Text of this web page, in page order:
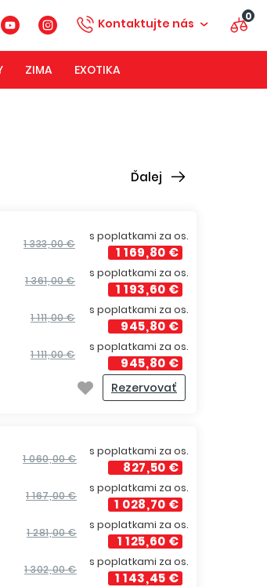
Kontaktujte nás 0
ZIMA
EXOTIKA
Ďalej
1 333,00 €
s poplatkami za os.
1 169,80 €
1 361,00 €
s poplatkami za os.
1 193,60 €
1 111,00 €
s poplatkami za os.
945,80 €
1 111,00 €
s poplatkami za os.
945,80 €
Rezervovať
1 060,00 €
s poplatkami za os.
827,50 €
1 167,00 €
s poplatkami za os.
1 028,70 €
1 281,00 €
s poplatkami za os.
1 125,60 €
1 302,00 €
s poplatkami za os.
1 143,45 €